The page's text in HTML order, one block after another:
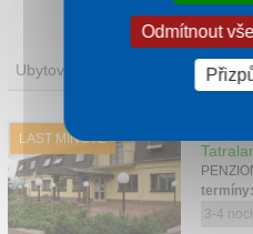
Ubytování
LAST MINUTE
Pobyt
termíny:
3-4
Odmítnout